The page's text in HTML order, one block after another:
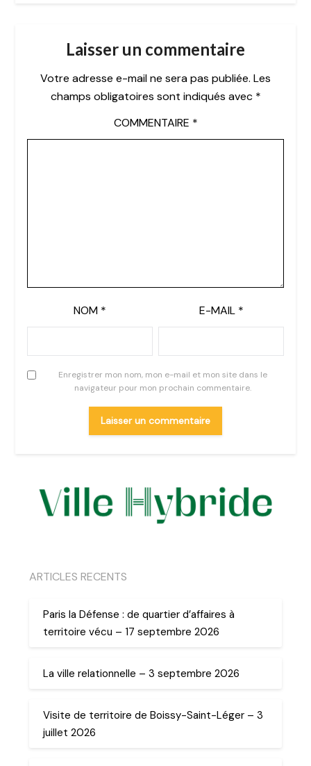
Laisser un commentaire
Votre adresse e-mail ne sera pas publiée. Les
champs obligatoires sont indiqués avec *
COMMENTAIRE *
NOM * E-MAIL *
Enregistrer mon nom, mon e-mail et mon site dans le
navigateur pour mon prochain commentaire.
ARTICLES RECENTS
Paris la Défense : de quartier d’affaires à
territoire vécu – 17 septembre 2026
La ville relationnelle – 3 septembre 2026
Visite de territoire de Boissy-Saint-Léger – 3
juillet 2026